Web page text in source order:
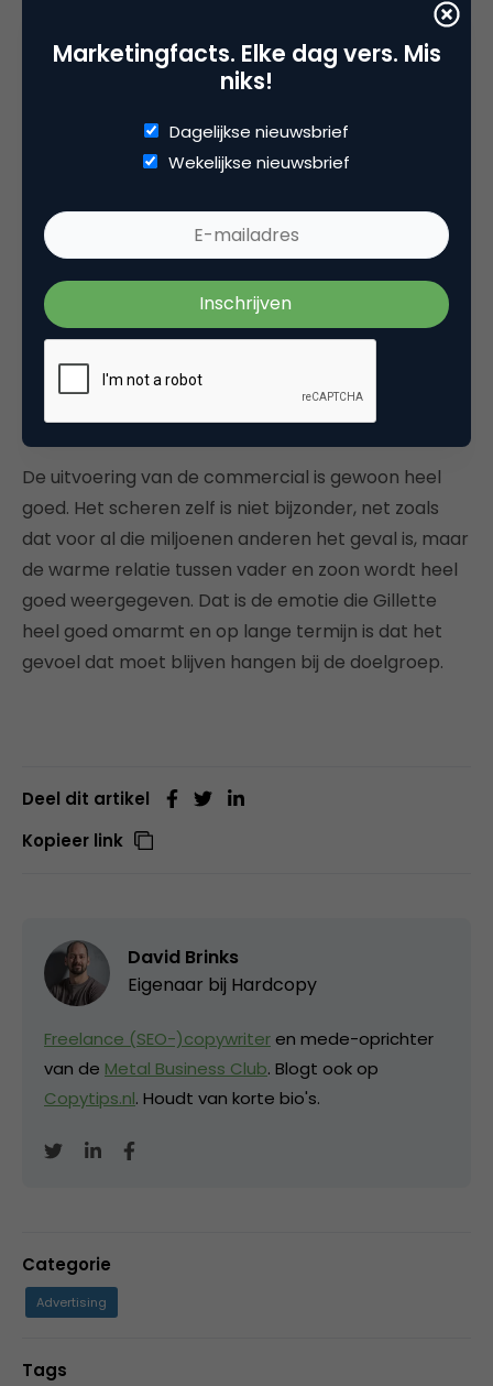
“Deze commercial is moedig én
nodig”
Toch is het wederom een statement van Gillette:
‘Wij zijn er voor iedereen.’ En de vele hatelijke
hiermee als merk wederom hun nek uitsteken.
Zoals deze: “A transgender black man, they are
going all out boys.” en “Low key glorifying a mental
illness.” Kortom, de commercial is moedig én is
nodig.
De uitvoering van de commercial is gewoon heel
goed. Het scheren zelf is niet bijzonder, net zoals
dat voor al die miljoenen anderen het geval is, maar
de warme relatie tussen vader en zoon wordt heel
goed weergegeven. Dat is de emotie die Gillette
heel goed omarmt en op lange termijn is dat het
gevoel dat moet blijven hangen bij de doelgroep.
Deel dit artikel
Kopieer link
David Brinks
Eigenaar bij Hardcopy
Freelance (SEO-)copywriter en mede-oprichter
van de Metal Business Club. Blogt ook op
Copytips.nl. Houdt van korte bio's.
Categorie
Advertising
Tags
Marketingfacts. Elke dag vers. Mis
niks!
Dagelijkse nieuwsbrief
Wekelijkse nieuwsbrief